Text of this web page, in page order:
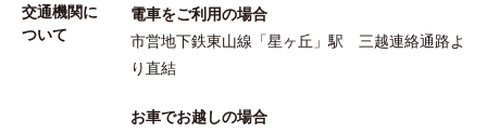
交通機関に
ついて
電車をご利用の場合
市営地下鉄東山線「星ヶ丘」駅 三越連絡通路よ
り直結
お車でお越しの場合